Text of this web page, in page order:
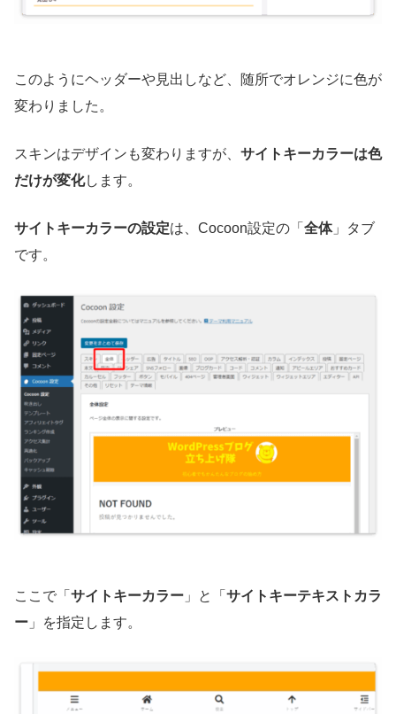
このようにヘッダーや見出しなど、随所でオレンジに色が
変わりました。
スキンはデザインも変わりますが、 サイトキーカラーは色
だけが変化します。
サイトキーカラーの設定は、Cocoon設定の「 全体」タブ
です。
ここで「 サイトキーカラー 」と「 サイトキーテキストカラ
ー 」を指定します。